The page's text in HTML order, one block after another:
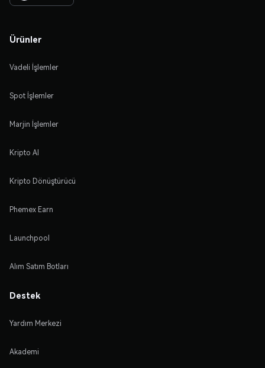
Ürünler
Vadeli İşlemler
Spot İşlemler
Marjin İşlemler
Kripto Al
Kripto Dönüştürücü
Phemex Earn
Launchpool
Alım Satım Botları
Destek
Yardım Merkezi
Akademi